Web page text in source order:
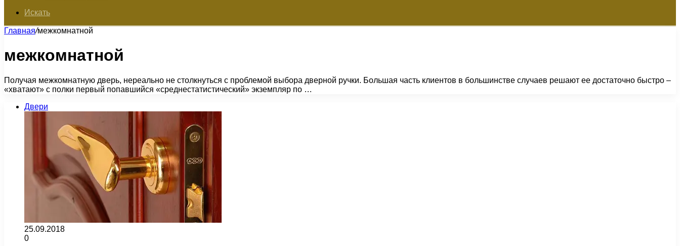
Искать
Главная/межкомнатной
межкомнатной
Получая межкомнатную дверь, нереально не столкнуться с проблемой выбора дверной ручки. Большая часть клиентов в большинстве случаев решают ее достаточно быстро –
«хватают» с полки первый попавшийся «среднестатистический» экземпляр по …
Двери
25.09.2018
0